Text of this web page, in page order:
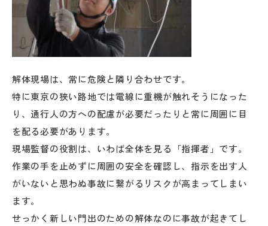
解体現場は、常に危険と隣り合わせです。
特に東京の狭い路地では電線に重機が触れそうになった
り、通行人の方への配慮が必要だったりと常に周囲に目
を配る必要があります。
現場監督の役割は、いわば全体を見る「指揮者」です。
作業の手を止めずに周囲の安全を確認し、指示を出す人
がいないと思わぬ事故に繋がるリスクが高まってしまい
ます。
せっかく新しい門出のための解体なのに事故が起きてし